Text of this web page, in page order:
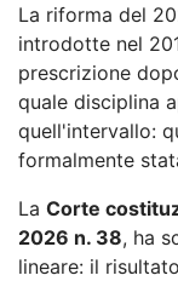
La riforma del
introdotte nel
prescrizione
quale disciplina
quell'intervallo:
formalmente
La Corte
2026 n. 38, ha
lineare: il